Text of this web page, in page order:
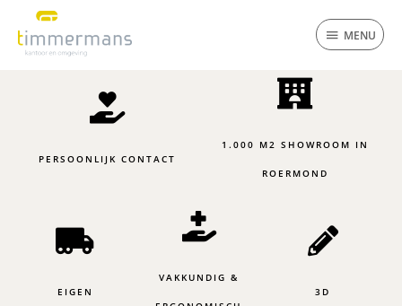
inhoud
MENU
PERSOONLIJK CONTACT
1.000 M2 SHOWROOM IN
ROERMOND
EIGEN
VAKKUNDIG &
3D